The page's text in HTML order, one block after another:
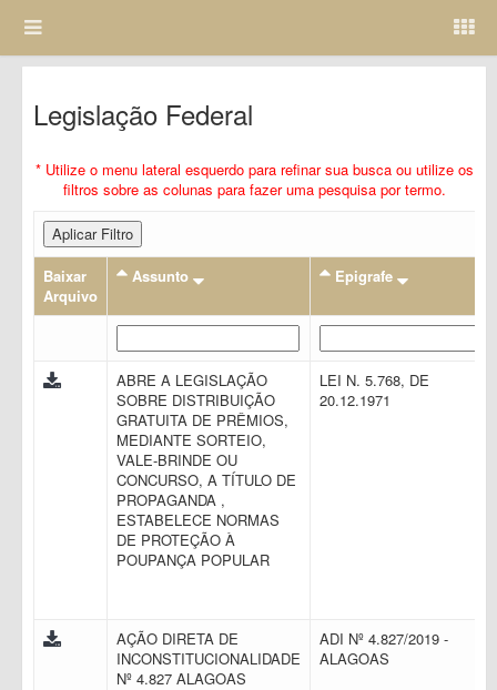
Legislação Federal
* Utilize o menu lateral esquerdo para refinar sua busca ou utilize os
filtros sobre as colunas para fazer uma pesquisa por termo.
Aplicar Filtro
Baixar
Arquivo
Assunto Epigrafe
ABRE A LEGISLAÇÃO
SOBRE DISTRIBUIÇÃO
GRATUITA DE PRÊMIOS,
MEDIANTE SORTEIO,
VALE-BRINDE OU
CONCURSO, A TÍTULO DE
PROPAGANDA ,
ESTABELECE NORMAS
DE PROTEÇÃO À
POUPANÇA POPULAR
LEI N. 5.768, DE
20.12.1971
AÇÃO DIRETA DE
INCONSTITUCIONALIDADE
Nº 4.827 ALAGOAS
ADI Nº 4.827/2019 -
ALAGOAS